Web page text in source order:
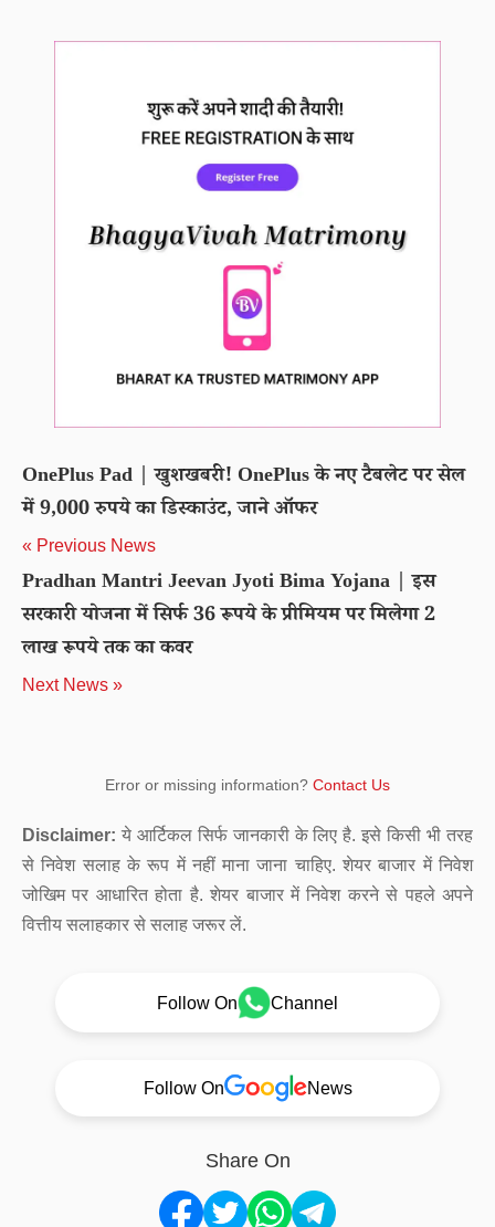
OnePlus Pad | खुशखबरी! OnePlus के नए टैबलेट पर सेल
में 9,000 रुपये का डिस्काउंट, जाने ऑफर
« Previous News
Pradhan Mantri Jeevan Jyoti Bima Yojana | इस
सरकारी योजना में सिर्फ 36 रूपये के प्रीमियम पर मिलेगा 2
लाख रूपये तक का कवर
Next News »
Error or missing information? Contact Us
Disclaimer: ये आर्टिकल सिर्फ जानकारी के लिए है. इसे किसी भी तरह
से निवेश सलाह के रूप में नहीं माना जाना चाहिए. शेयर बाजार में निवेश
जोखिम पर आधारित होता है. शेयर बाजार में निवेश करने से पहले अपने
वित्तीय सलाहकार से सलाह जरूर लें.
Follow On Channel
Follow On News
Share On